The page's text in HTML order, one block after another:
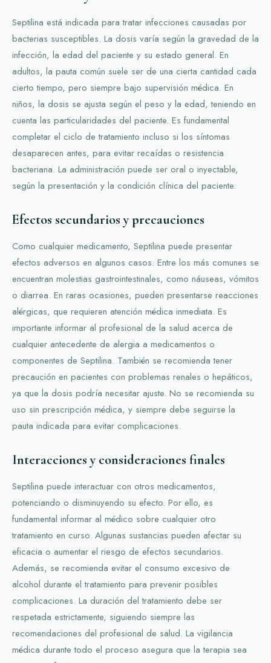
Septilina está indicada para tratar infecciones causadas por
bacterias susceptibles. La dosis varía según la gravedad de la
infección, la edad del paciente y su estado general. En
adultos, la pauta común suele ser de una cierta cantidad cada
cierto tiempo, pero siempre bajo supervisión médica. En
niños, la dosis se ajusta según el peso y la edad, teniendo en
cuenta las particularidades del paciente. Es fundamental
completar el ciclo de tratamiento incluso si los síntomas
desaparecen antes, para evitar recaídas o resistencia
bacteriana. La administración puede ser oral o inyectable,
según la presentación y la condición clínica del paciente.
Efectos secundarios y precauciones
Como cualquier medicamento, Septilina puede presentar
efectos adversos en algunos casos. Entre los más comunes se
encuentran molestias gastrointestinales, como náuseas, vómitos
o diarrea. En raras ocasiones, pueden presentarse reacciones
alérgicas, que requieren atención médica inmediata. Es
importante informar al profesional de la salud acerca de
cualquier antecedente de alergia a medicamentos o
componentes de Septilina. También se recomienda tener
precaución en pacientes con problemas renales o hepáticos,
ya que la dosis podría necesitar ajuste. No se recomienda su
uso sin prescripción médica, y siempre debe seguirse la
pauta indicada para evitar complicaciones.
Interacciones y consideraciones finales
Septilina puede interactuar con otros medicamentos,
potenciando o disminuyendo su efecto. Por ello, es
fundamental informar al médico sobre cualquier otro
tratamiento en curso. Algunas sustancias pueden afectar su
eficacia o aumentar el riesgo de efectos secundarios.
Además, se recomienda evitar el consumo excesivo de
alcohol durante el tratamiento para prevenir posibles
complicaciones. La duración del tratamiento debe ser
respetada estrictamente, siguiendo siempre las
recomendaciones del profesional de salud. La vigilancia
médica durante todo el proceso asegura que la terapia sea